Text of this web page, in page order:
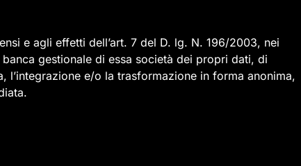
e agli effetti dell’art. 7 del D. lg. N. 196/2003, nei
gestionale di essa società dei propri dati, di
e/o la trasformazione in forma anonima,